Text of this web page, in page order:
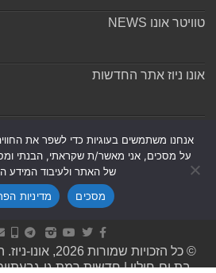
טוויטר אונו NEWS
אונו ניוז אתר החדשות
© כל הזכויות שמורות 2026, אונו-ניוז.
בת ים-חולון|חדשות רמת גן-
אנחנו משתמשים בעוגיות כדי לשפר את
על מסכים, אני מאשר/ת שקראתי, הבנתי
של האתר ולעיבוד המידע
מסכים
מדיניות